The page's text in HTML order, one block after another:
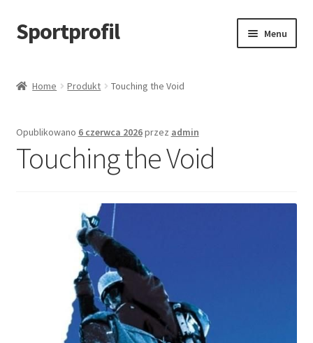
Przejdź
do
Przejdź
do
Sportprofil Menu
Koszyk
Home Produkt Touching the Void
Opublikowano 6 czerwca 2026przez admin
Touching the Void